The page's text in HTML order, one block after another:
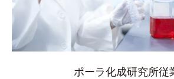
ポーラ化成研究所従